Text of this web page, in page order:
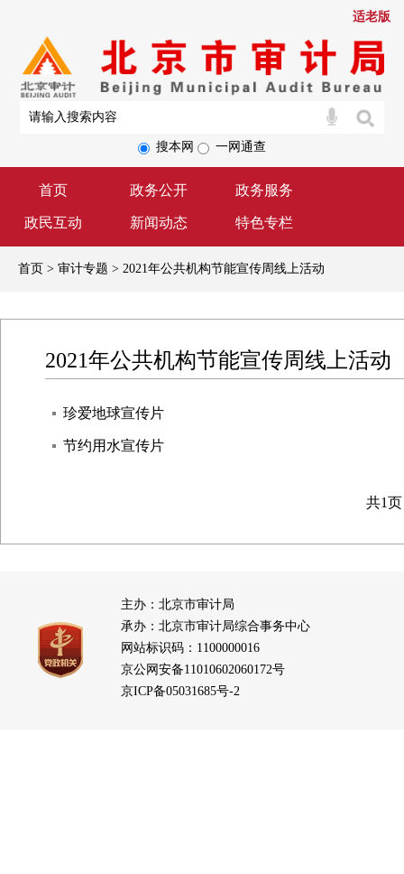
适老版
首页 政务公开 政务服务
政民互动 新闻动态 特色专栏
搜本网 一网通查
首页 > 审计专题 > 2021年公共机构节能宣传周线上活动
2021年公共机构节能宣传周线上活动
珍爱地球宣传片
节约用水宣传片
共1
主办：北京市审计局
承办：北京市审计局综合事务中心
网站标识码：1100000016
京公网安备11010602060172号
京ICP备05031685号-2